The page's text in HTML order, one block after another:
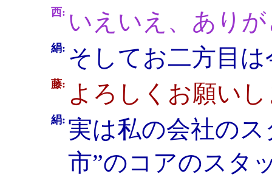
西: いえいえ、あり
絹: そしてお二方目
藤: よろしくお願い
絹: 実は私の会社の
市”のコアのスタ